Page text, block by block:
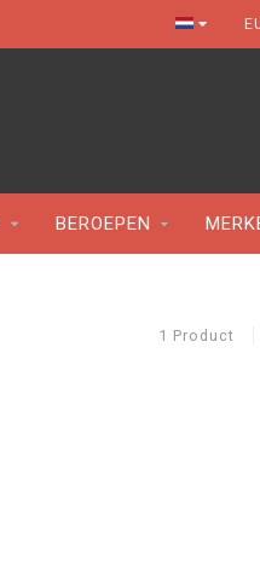
Gratis
BEROEPEN
1 Product